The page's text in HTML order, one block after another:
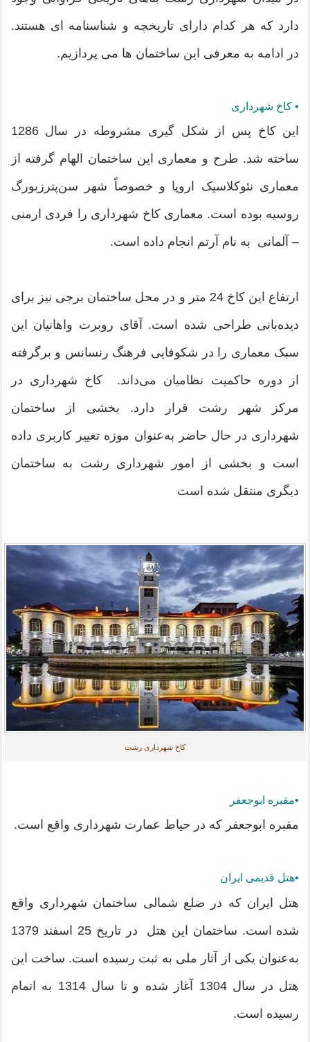
دارد که هر کدام دارای تاریخچه و شناسنامه ای هستند.
در ادامه به معرفی این ساختمان ها می پردازیم.
• کاخ شهرداری
این کاخ پس از شکل گیری مشروطه در سال 1286
ساخته شد. طرح و معماری این ساختمان الهام گرفته از
معماری نئوکلاسیک اروپا و خصوصاً شهر سن‌پترزبورگ
روسیه بوده است. معماری کاخ شهرداری را فردی ارمنی
– آلمانی به نام آرتم انجام داده است.
ارتفاع این کاخ 24 متر و در محل ساختمان برجی نیز برای
دیده‌بانی طراحی شده است. آقای روبرت واهانیان این
سبک معماری را در شکوفایی فرهنگ رنسانس و برگرفته
از دوره حاکمیت نظامیان می‌داند. کاخ شهرداری در
مرکز شهر رشت قرار دارد. بخشی از ساختمان
شهرداری در حال حاضر به‌عنوان موزه تغییر کاربری داده
است و بخشی از امور شهرداری رشت به ساختمان
دیگری منتقل شده است
کاخ شهرداری رشت
•مقبره ابوجعفر
مقبره ابوجعفر که در حیاط عمارت شهرداری واقع است.
•هتل قدیمی ایران
هتل ایران که در ضلع شمالی ساختمان شهرداری واقع
شده است. ساختمان این هتل در تاریخ 25 اسفند 1379
به‌عنوان یکی از آثار ملی به ثبت رسیده است. ساخت این
هتل در سال 1304 آغاز شده و تا سال 1314 به اتمام
رسیده است.